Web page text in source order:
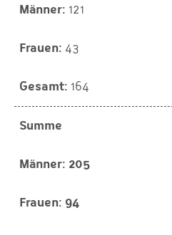
121
43
164
Summe
205
94